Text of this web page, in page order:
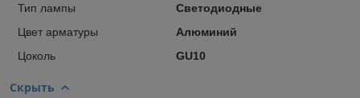
Тип лампы
Светодиодные
Цвет арматуры
Алюминий
Цоколь
GU10
Скрыть